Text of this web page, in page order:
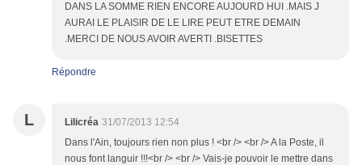
DANS LA SOMME RIEN ENCORE AUJOURD HUI .MAIS J
AURAI LE PLAISIR DE LE LIRE PEUT ETRE DEMAIN
.MERCI DE NOUS AVOIR AVERTI .BISETTES
Répondre
L Lilicréa 31/07/2013 12:54
Dans l'Ain, toujours rien non plus ! <br /> <br /> A la Poste, il
nous font languir !!!<br /> <br /> Vais-je pouvoir le mettre dans